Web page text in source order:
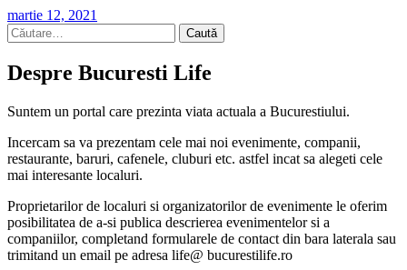
martie 12, 2021
Caută
după:
Despre Bucuresti Life
Suntem un portal care prezinta viata actuala a Bucurestiului.
Incercam sa va prezentam cele mai noi evenimente, companii,
restaurante, baruri, cafenele, cluburi etc. astfel incat sa alegeti cele
mai interesante localuri.
Proprietarilor de localuri si organizatorilor de evenimente le oferim
posibilitatea de a-si publica descrierea evenimentelor si a
companiilor, completand formularele de contact din bara laterala sau
trimitand un email pe adresa life@ bucurestilife.ro